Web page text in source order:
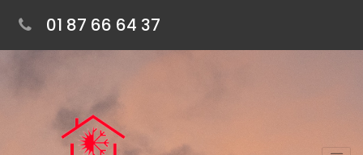
01 87 66 64 37